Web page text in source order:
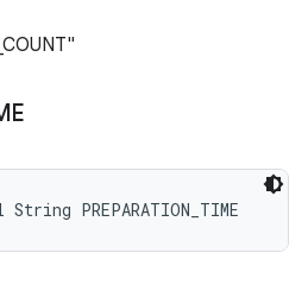
PREPARATION_TIME